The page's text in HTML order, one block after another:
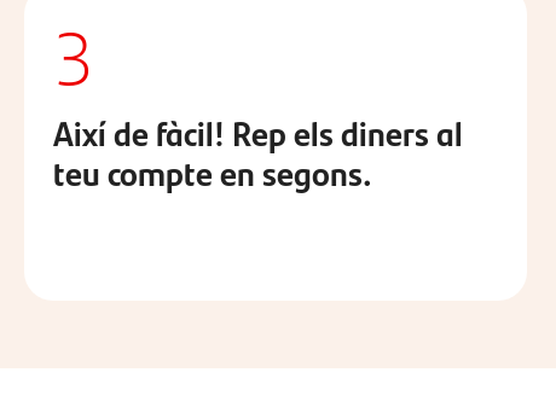
3
Així de fàcil! Rep els diners al
teu compte en segons.